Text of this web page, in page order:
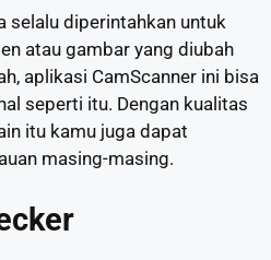
selalu diperintahkan untuk
atau gambar yang diubah
aplikasi CamScanner ini bisa
seperti itu. Dengan kualitas
itu kamu juga dapat
masing-masing.